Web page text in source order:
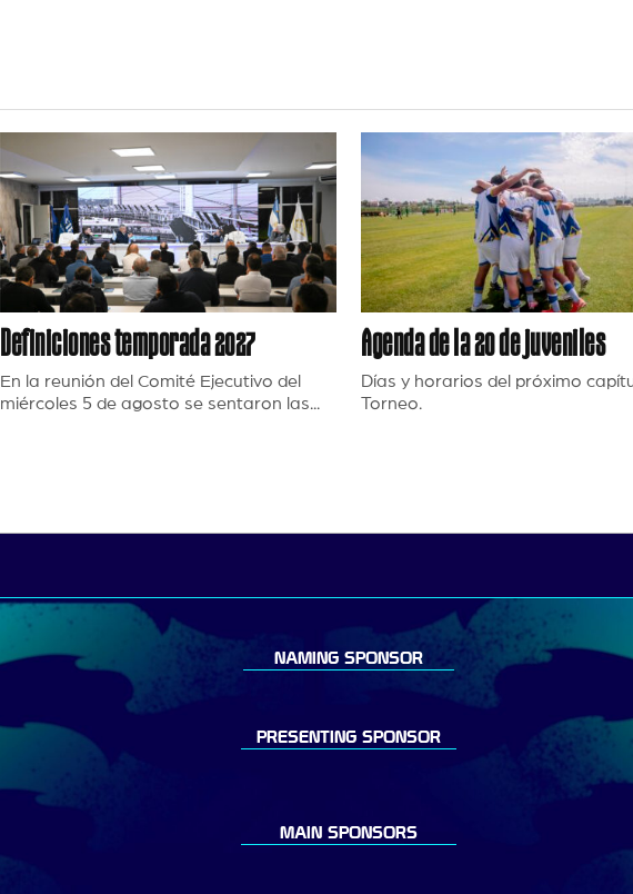
Definiciones temporada 2027
En la reunión del Comité Ejecutivo del
miércoles 5 de agosto se sentaron las...
Agenda de la 20 de juveniles
Días y horarios del próximo
Torneo.
NAMING SPONSOR
PRESENTING SPONSOR
MAIN SPONSORS